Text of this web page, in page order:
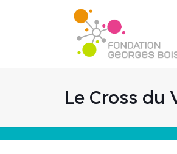
Le Cross du